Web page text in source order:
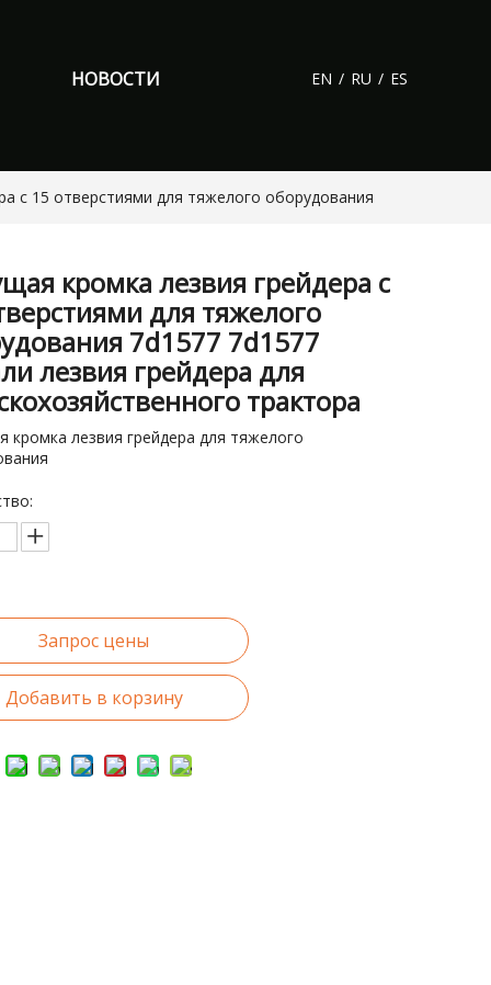
НОВОСТИ
EN / RU / ES
с 15 отверстиями для тяжелого оборудования
кромка лезвия грейдера с
для тяжелого
7d1577 7d1577
лезвия грейдера для
трактора
кромка лезвия грейдера для тяжелого
Запрос цены
Добавить в корзину